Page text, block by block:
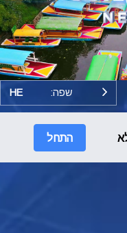
שפה: HE
התחל